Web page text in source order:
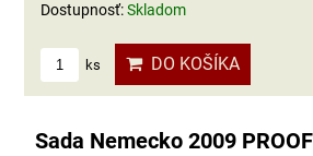
Dostupnosť:Skladom
ks DO KOŠÍKA
Sada Nemecko 2009